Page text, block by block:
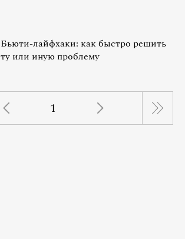
Бьюти-лайфхаки: как быстро решить
ту или иную проблему
1